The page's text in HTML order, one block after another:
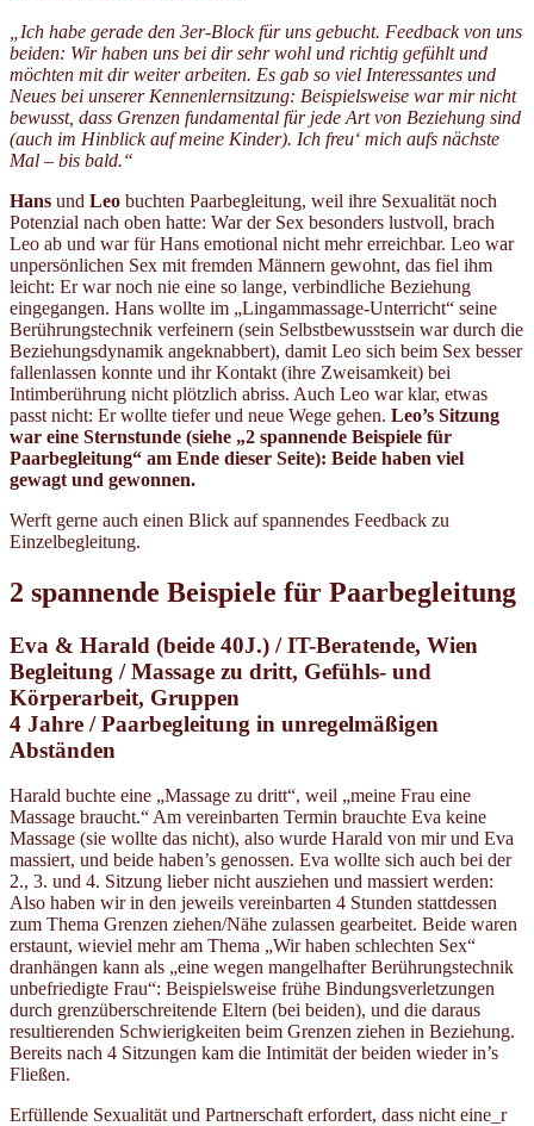
„Ich habe gerade den 3er-Block für uns gebucht. Feedback von uns
beiden: Wir haben uns bei dir sehr wohl und richtig gefühlt und
möchten mit dir weiter arbeiten. Es gab so viel Interessantes und
Neues bei unserer Kennenlernsitzung: Beispielsweise war mir nicht
bewusst, dass Grenzen fundamental für jede Art von Beziehung sind
(auch im Hinblick auf meine Kinder). Ich freu‘ mich aufs nächste
Mal – bis bald.“
Hans und Leo buchten Paarbegleitung, weil ihre Sexualität noch
Potenzial nach oben hatte: War der Sex besonders lustvoll, brach
Leo ab und war für Hans emotional nicht mehr erreichbar. Leo war
unpersönlichen Sex mit fremden Männern gewohnt, das fiel ihm
leicht: Er war noch nie eine so lange, verbindliche Beziehung
eingegangen. Hans wollte im „Lingammassage-Unterricht“ seine
Berührungstechnik verfeinern (sein Selbstbewusstsein war durch die
Beziehungsdynamik angeknabbert), damit Leo sich beim Sex besser
fallenlassen konnte und ihr Kontakt (ihre Zweisamkeit) bei
Intimberührung nicht plötzlich abriss. Auch Leo war klar, etwas
passt nicht: Er wollte tiefer und neue Wege gehen. Leo’s Sitzung
war eine Sternstunde (siehe „2 spannende Beispiele für
Paarbegleitung“ am Ende dieser Seite): Beide haben viel
gewagt und gewonnen.
Werft gerne auch einen Blick auf spannendes Feedback zu
Einzelbegleitung.
2 spannende Beispiele für Paarbegleitung
Eva & Harald (beide 40J.) / IT-Beratende, Wien
Begleitung / Massage zu dritt, Gefühls- und
Körperarbeit, Gruppen
4 Jahre / Paarbegleitung in unregelmäßigen
Abständen
Harald buchte eine „Massage zu dritt“, weil „meine Frau eine
Massage braucht.“ Am vereinbarten Termin brauchte Eva keine
Massage (sie wollte das nicht), also wurde Harald von mir und Eva
massiert, und beide haben’s genossen. Eva wollte sich auch bei der
2., 3. und 4. Sitzung lieber nicht ausziehen und massiert werden:
Also haben wir in den jeweils vereinbarten 4 Stunden stattdessen
zum Thema Grenzen ziehen/Nähe zulassen gearbeitet. Beide waren
erstaunt, wieviel mehr am Thema „Wir haben schlechten Sex“
dranhängen kann als „eine wegen mangelhafter Berührungstechnik
unbefriedigte Frau“: Beispielsweise frühe Bindungsverletzungen
durch grenzüberschreitende Eltern (bei beiden), und die daraus
resultierenden Schwierigkeiten beim Grenzen ziehen in Beziehung.
Bereits nach 4 Sitzungen kam die Intimität der beiden wieder in’s
Fließen.
Erfüllende Sexualität und Partnerschaft erfordert, dass nicht eine_r